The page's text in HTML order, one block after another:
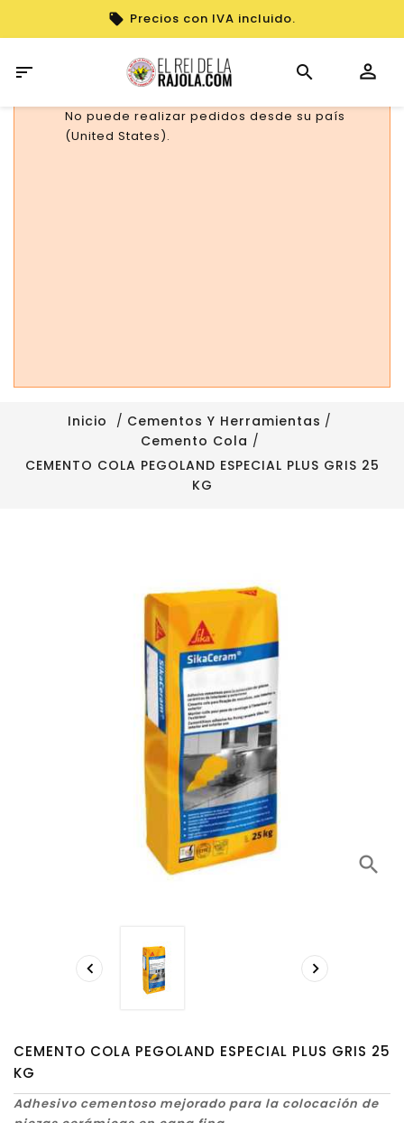
Precios con IVA incluido.

No puede realizar pedidos desde su país
(United States).
Inicio
Cementos Y Herramientas
Cemento Cola
CEMENTO COLA PEGOLAND ESPECIAL PLUS GRIS 25
KG
search
 
CEMENTO COLA PEGOLAND ESPECIAL PLUS GRIS 25
KG
Adhesivo cementoso mejorado para la colocación de